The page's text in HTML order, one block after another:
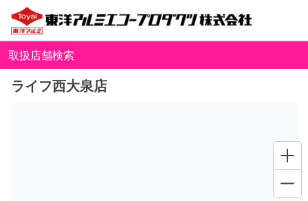
取扱店舗検索
ライフ西大泉店